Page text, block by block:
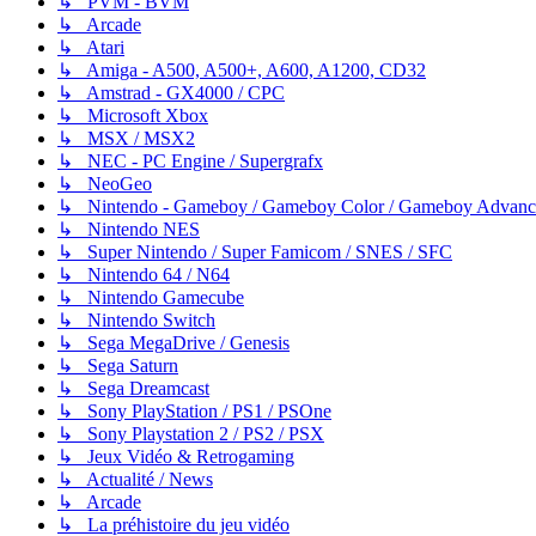
↳ Arcade
↳ Atari
↳ Amiga - A500, A500+, A600, A1200, CD32
↳ Amstrad - GX4000 / CPC
↳ Microsoft Xbox
↳ MSX / MSX2
↳ NEC - PC Engine / Supergrafx
↳ NeoGeo
↳ Nintendo - Gameboy / Gameboy Color / Gameboy
↳ Nintendo NES
↳ Super Nintendo / Super Famicom / SNES / SFC
↳ Nintendo 64 / N64
↳ Nintendo Gamecube
↳ Nintendo Switch
↳ Sega MegaDrive / Genesis
↳ Sega Saturn
↳ Sega Dreamcast
↳ Sony PlayStation / PS1 / PSOne
↳ Sony Playstation 2 / PS2 / PSX
↳ Jeux Vidéo & Retrogaming
↳ Actualité / News
↳ Arcade
↳ La préhistoire du jeu vidéo